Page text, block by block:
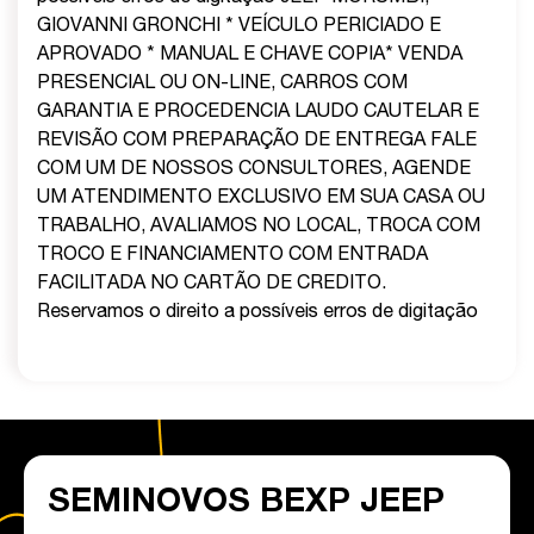
GIOVANNI GRONCHI * VEÍCULO PERICIADO E
APROVADO * MANUAL E CHAVE COPIA* VENDA
PRESENCIAL OU ON-LINE, CARROS COM
GARANTIA E PROCEDENCIA LAUDO CAUTELAR E
REVISÃO COM PREPARAÇÃO DE ENTREGA FALE
COM UM DE NOSSOS CONSULTORES, AGENDE
UM ATENDIMENTO EXCLUSIVO EM SUA CASA OU
TRABALHO, AVALIAMOS NO LOCAL, TROCA COM
TROCO E FINANCIAMENTO COM ENTRADA
FACILITADA NO CARTÃO DE CREDITO.
Reservamos o direito a possíveis erros de digitação
SEMINOVOS BEXP JEEP